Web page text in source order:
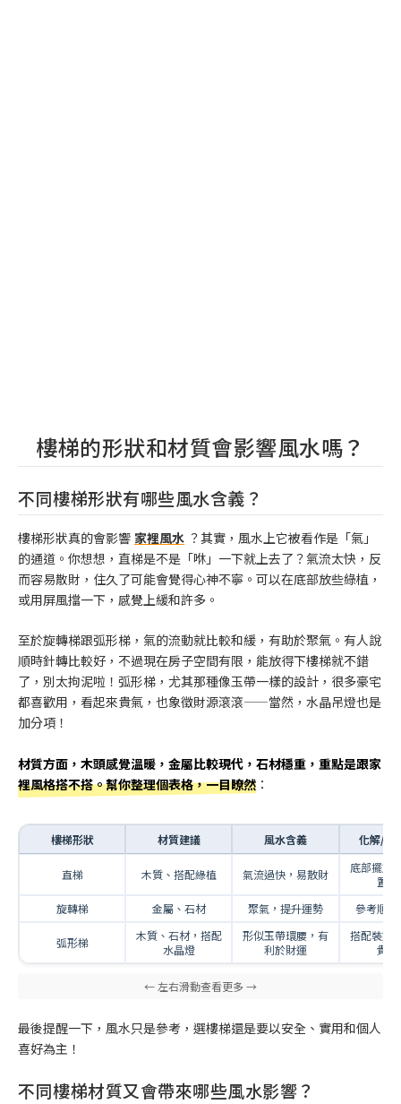
樓梯的形狀和材質會影響風水嗎？
不同樓梯形狀有哪些風水含義？
樓梯形狀真的會影響 家裡風水 ？其實，風水上它被看作是「氣」
的通道。你想想，直梯是不是「咻」一下就上去了？氣流太快，反
而容易散財，住久了可能會覺得心神不寧。可以在底部放些綠植，
或用屏風擋一下，感覺上緩和許多。
至於旋轉梯跟弧形梯，氣的流動就比較和緩，有助於聚氣。有人說
順時針轉比較好，不過現在房子空間有限，能放得下樓梯就不錯
了，別太拘泥啦！弧形梯，尤其那種像玉帶一樣的設計，很多豪宅
都喜歡用，看起來貴氣，也象徵財源滾滾——當然，水晶吊燈也是
加分項！
材質方面，木頭感覺溫暖，金屬比較現代，石材穩重，重點是跟家
裡風格搭不搭。幫你整理個表格，一目瞭然 ：
樓梯形狀 材質建議 風水含義 化解/增
直梯 木質、搭配綠植 氣流過快，易散財
底部擺放
置
旋轉梯
金屬、石材 聚氣，提升運勢 參考順
弧形梯
木質、石材，搭配
水晶燈
形似玉帶環腰，有
利於財運
搭配裝飾
貴之
最後提醒一下，風水只是參考，選樓梯還是要以安全、實用和個人
喜好為主！
不同樓梯材質又會帶來哪些風水影響？